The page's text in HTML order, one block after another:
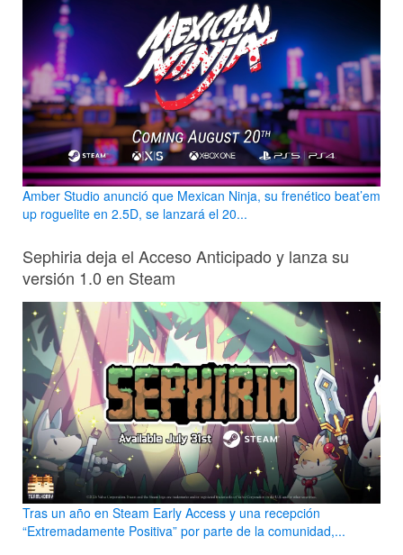
Amber Studio anunció que Mexican Ninja, su frenético beat’em
up roguelite en 2.5D, se lanzará el 20...
Sephiria deja el Acceso Anticipado y lanza su
versión 1.0 en Steam
Tras un año en Steam Early Access y una recepción
“Extremadamente Positiva” por parte de la comunidad,...